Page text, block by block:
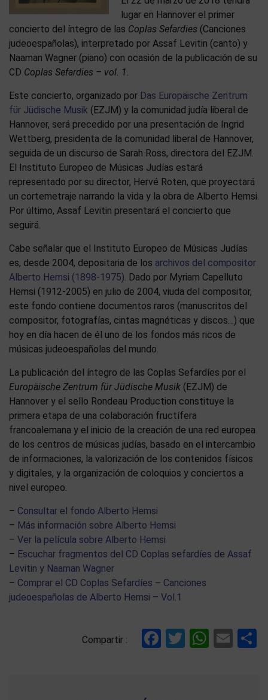
lugar en Hannover el primer
concierto del íntegro de las Coplas Sefardies (Canciones
judeoespañolas), interpretado por Assaf Levitin (canto) y
Naaman Wagner (piano) con ocasión de la publicación de su
CD Coplas Sefardies – vol. 1.
Este concierto, organizado por Das Europäische Zentrum
für Jüdische Musik (EZJM) y la comunidad judía liberal de
Hannover, será precedido por una presentación de Ingrid
Wettberg, presidenta de la comunidad liberal de Hannover,
seguida de un discurso de Sarah Ross, directora del EZJM.
El Instituto Europeo de Músicas Judías estará
representado por su director, Hervé Roten, que proyectará
un cortemetraje narrando la vida y la obra de Alberto Hemsi.
Por último, Assaf Levitin presentará el concierto que
seguirá.
Cabe señalar que el Instituto Europeo de Músicas Judías
es, desde 2004, depositaria de los archivos del compositor
Alberto Hemsi (1898-1975). Dado por Myriam Capelluto
Hemsi (1912-2005) en julio de 2004, viuda del compositor,
este fondo contiene documentos raros (manuscritos del
compositor, fotografías, cintas magnéticas y discos…) que
hoy en día hacen de él uno de los fondos más ricos de
músicas judeoespañolas del mundo.
La publicación del íntegro de las Coplas Sefardíes por el
Europäische Zentrum für Jüdische Musik (EZJM) de
Hannover y el sello Rondeau Production constituye la
primera etapa de una colaboración fructífera
francoalemana y el inicio de la creación de una red europea
de los centros de músicas judías, basado en el intercambio
de informaciones, la valorización de los contenidos físicos
y digitales, y la organización de coloquios y conciertos a
nivel europeo.
– Consultar el fondo Alberto Hemsi
– Más información sobre Alberto Hemsi
– Ver la película sobre Alberto Hemsi
– Escuchar fragmentos del CD Coplas sefardíes de Assaf
Levitin y Naaman Wagner
– Comprar el CD Coplas Sefardíes – Canciones
judeoespañolas de Alberto Hemsi – Vol.1
Compartir : Facebook
Twitter